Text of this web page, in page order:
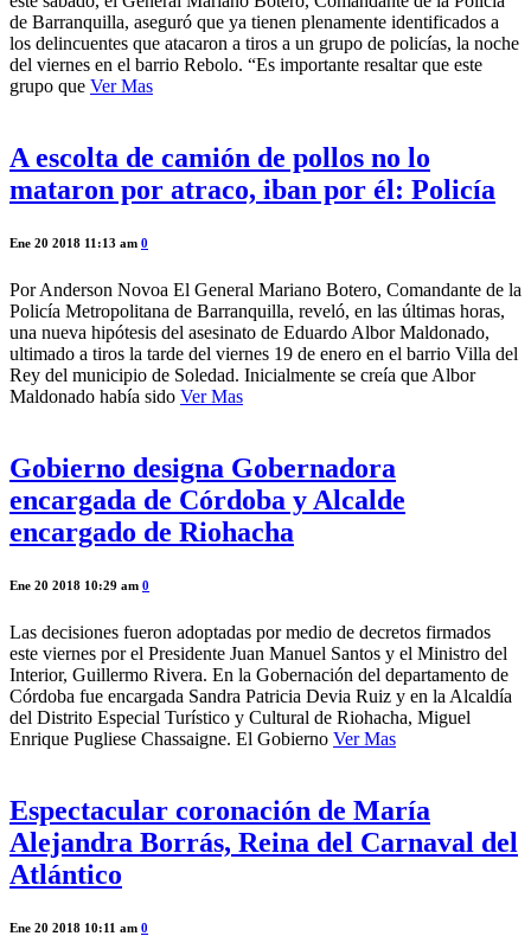
de Barranquilla, aseguró que ya tienen plenamente identificados a
los delincuentes que atacaron a tiros a un grupo de policías, la noche
del viernes en el barrio Rebolo. “Es importante resaltar que este
grupo que Ver Mas
A escolta de camión de pollos no lo
mataron por atraco, iban por él: Policía
Ene 20 2018 11:13 am 0
Por Anderson Novoa El General Mariano Botero, Comandante de la
Policía Metropolitana de Barranquilla, reveló, en las últimas horas,
una nueva hipótesis del asesinato de Eduardo Albor Maldonado,
ultimado a tiros la tarde del viernes 19 de enero en el barrio Villa del
Rey del municipio de Soledad. Inicialmente se creía que Albor
Maldonado había sido Ver Mas
Gobierno designa Gobernadora
encargada de Córdoba y Alcalde
encargado de Riohacha
Ene 20 2018 10:29 am 0
Las decisiones fueron adoptadas por medio de decretos firmados
este viernes por el Presidente Juan Manuel Santos y el Ministro del
Interior, Guillermo Rivera. En la Gobernación del departamento de
Córdoba fue encargada Sandra Patricia Devia Ruiz y en la Alcaldía
del Distrito Especial Turístico y Cultural de Riohacha, Miguel
Enrique Pugliese Chassaigne. El Gobierno Ver Mas
Espectacular coronación de María
Alejandra Borrás, Reina del Carnaval del
Atlántico
Ene 20 2018 10:11 am 0